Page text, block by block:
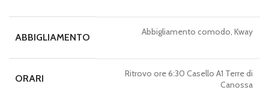
ABBIGLIAMENTO Abbigliamento comodo, Kway
ORARI
Ritrovo ore 6:30 Casello A1 Terre di
Canossa